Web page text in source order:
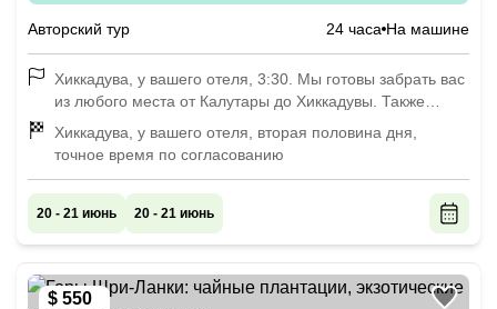
Авторский тур 24 часа На машине
Хиккадува, у вашего отеля, 3:30. Мы готовы забрать вас
из любого места от Калутары до Хиккадувы. Также
можем организовать старт из другого города (с
доплатой)
Хиккадува, у вашего отеля, вторая половина дня,
точное время по согласованию
20 - 21 июнь 20 - 21 июнь
$ 550